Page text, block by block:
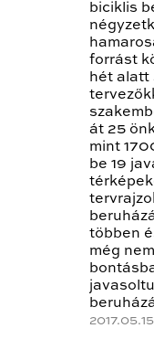
biciklis
forrást
hét alatt
át 25
mint
be 19
többen
még